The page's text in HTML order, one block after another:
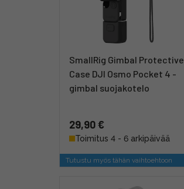
SmallRig Gimbal Protective
Case DJI Osmo Pocket 4 -
gimbal suojakotelo
29,90 €
Toimitus 4 - 6 arkipäivää
Tutustu myös tähän vaihtoehtoon